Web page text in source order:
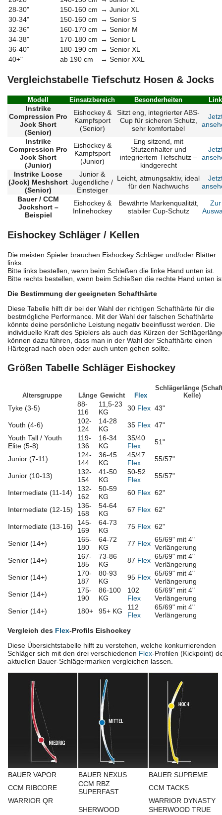
28-30"
150-160 cm → Junior XL
30-34"
150-160 cm → Senior S
32-36"
160-170 cm → Senior M
34-38"
170-180 cm → Senior L
36-40"
180-190 cm → Senior XL
40+"
ab 190 cm → Senior XXL
Vergleichstabelle Tiefschutz Hosen & Jocks
Modell Einsatzbereich Besonderheiten Link
Instrike
Compression Pro
Jock Short
(Senior)
Eishockey &
Kampfsport
(Senior)
Sitzt eng, integrierter ABS-
Cup für sicheren Schutz,
sehr komfortabel
Instrike
Compression Pro
Jock Short
(Junior)
Eishockey &
Kampfsport
(Junior)
Eng sitzend, mit
Stutzenhalter und
integriertem Tiefschutz –
kindgerecht
Instrike Loose
(Jock) Meshshort
(Senior)
Junior &
Jugendliche /
Einsteiger
Leicht, atmungsaktiv, ideal
für den Nachwuchs
Bauer / CCM
Jockshort –
Beispiel
Eishockey &
Inlinehockey
Bewährte Markenqualität,
stabiler Cup-Schutz
Zur
Eishockey Schläger / Kellen
Die meisten Spieler brauchen Eishockey Schläger und/oder Blätter
links.
Bitte links bestellen, wenn beim Schießen die linke Hand unten ist.
Bitte rechts bestellen, wenn beim Schießen die rechte Hand unten
Die Bestimmung der geeigneten Schafthärte
Diese Tabelle hilft dir bei der Wahl der richtigen Schafthärte für die
bestmögliche Performance. Mit der Wahl der falschen Schafthärte
könnte deine persönliche Leistung negativ beeinflusst werden. Die
individuelle Kraft des Spielers als auch das Kürzen der
können dazu führen, dass man in der Wahl der Schafthärte einen
Härtegrad nach oben oder auch unten gehen sollte.
Größen Tabelle Schläger Eishockey
Altersgruppe Länge Gewicht Flex
Schlägerlänge
Kelle)
Tyke (3-5)
88-
116
11,5-23
KG
30 Flex 43"
Youth (4-6)
102-
124
14-28
KG
35 Flex 47"
Youth Tall / Youth
Elite (5-8)
119-
136
16-34
KG
35/40
Flex
51"
Junior (7-11)
124-
144
36-45
KG
45/47
Flex
55/57"
Junior (10-13)
132-
154
41-50
KG
50-52
Flex
55/57"
Intermediate (11-14)
132-
162
50-59
KG
60 Flex 62"
Intermediate (12-15)
136-
168
54-64
KG
67 Flex 62"
Intermediate (13-16)
145-
169
64-73
KG
75 Flex 62"
Senior (14+)
165-
180
64-72
KG
77 Flex 65/69" mit 4"
Verlängerung
Senior (14+)
167-
185
73-86
KG
87 Flex 65/69" mit 4"
Verlängerung
Senior (14+)
170-
187
80-93
KG
95 Flex 65/69" mit 4"
Verlängerung
Senior (14+)
175-
190
86-100
KG
102
Flex
65/69" mit 4"
Verlängerung
Senior (14+)
180+ 95+ KG
112
Flex
65/69" mit 4"
Verlängerung
Vergleich des Flex-Profils Eishockey
Diese Übersichtstabelle hilft zu verstehen, welche konkurrierenden
Schläger sich mit den drei verschiedenen Flex-Profilen (Kickpoint)
aktuellen Bauer-Schlägermarken vergleichen lassen.
BAUER VAPOR BAUER NEXUS
BAUER SUPREME
CCM RIBCORE
CCM RBZ
SUPERFAST
CCM TACKS
WARRIOR QR
WARRIOR DYNASTY
SHERWOOD
SHERWOOD TRUE